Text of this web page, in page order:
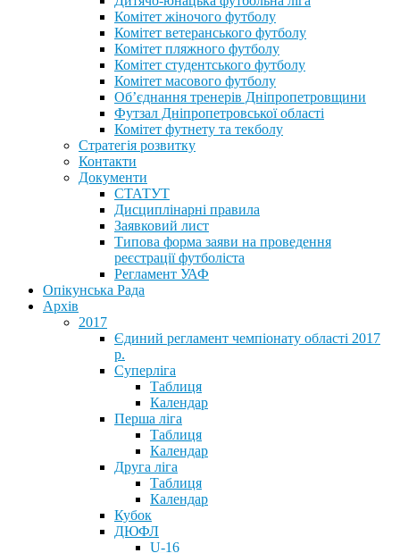
Комітет жіночого футболу
Комітет ветеранського футболу
Комітет пляжного футболу
Комітет студентського футболу
Комітет масового футболу
Обʼєднання тренерів Дніпропетровщини
Футзал Дніпропетровської області
Комітет футнету та текболу
Стратегія розвитку
Контакти
Документи
СТАТУТ
Дисциплінарні правила
Заявковий лист
Типова форма заяви на проведення
реєстрації футболіста
Регламент УАФ
Опікунська Рада
Архів
2017
Єдиний регламент чемпіонату області 2017
р.
Суперліга
Таблиця
Календар
Перша ліга
Таблиця
Календар
Друга ліга
Таблиця
Календар
Кубок
ДЮФЛ
U-16